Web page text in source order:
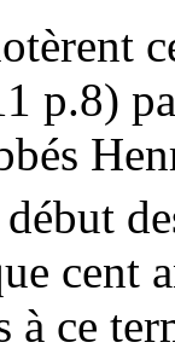
p.8)
cent
à ce